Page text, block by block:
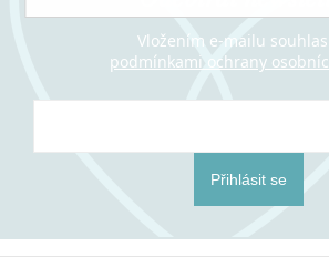
Vložením e-mailu
podmínkami ochrany
Přihlásit se